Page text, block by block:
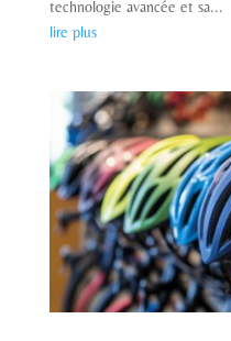
technologie avancée et sa...
lire plus